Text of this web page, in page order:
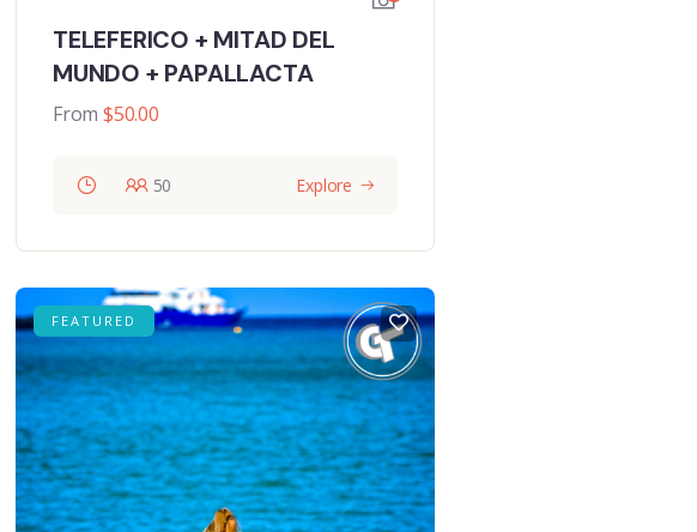
TELEFERICO + MITAD DEL
MUNDO + PAPALLACTA
From $50.00
50 Explore
FEATURED